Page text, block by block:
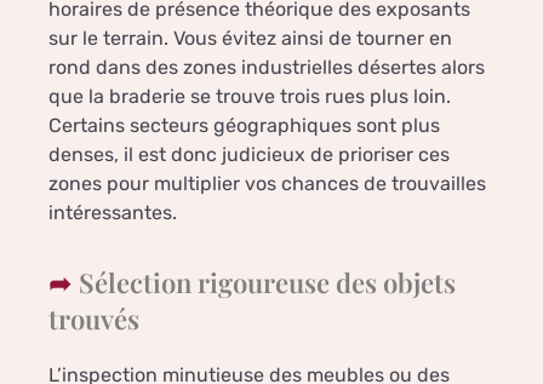
horaires de présence théorique des exposants
sur le terrain. Vous évitez ainsi de tourner en
rond dans des zones industrielles désertes alors
que la braderie se trouve trois rues plus loin.
Certains secteurs géographiques sont plus
denses, il est donc judicieux de prioriser ces
zones pour multiplier vos chances de trouvailles
intéressantes.
Sélection rigoureuse des objets
trouvés
L’inspection minutieuse des meubles ou des